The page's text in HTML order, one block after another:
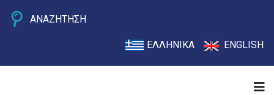
ΑΝΑΖΗΤΗΣΗ
ΕΛΛΗΝΙΚΑ ENGLISH